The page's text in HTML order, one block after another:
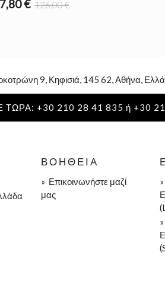
€ 126,00 €
9, Κηφισιά, 145 62, Αθήνα,
ΤΩΡΑ: +30 210 28 41 835 ή +30
ΒΟΉΘΕΙΑ
» Επικοινωνήστε μαζί
μας
»
»